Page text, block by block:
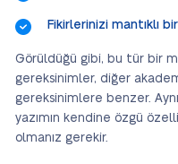
Fikirlerinizi mantıklı
Görüldüğü gibi, bu tür bir
gereksinimler, diğer
gereksinimlere benzer.
yazımın kendine özgü
olmanız gerekir.